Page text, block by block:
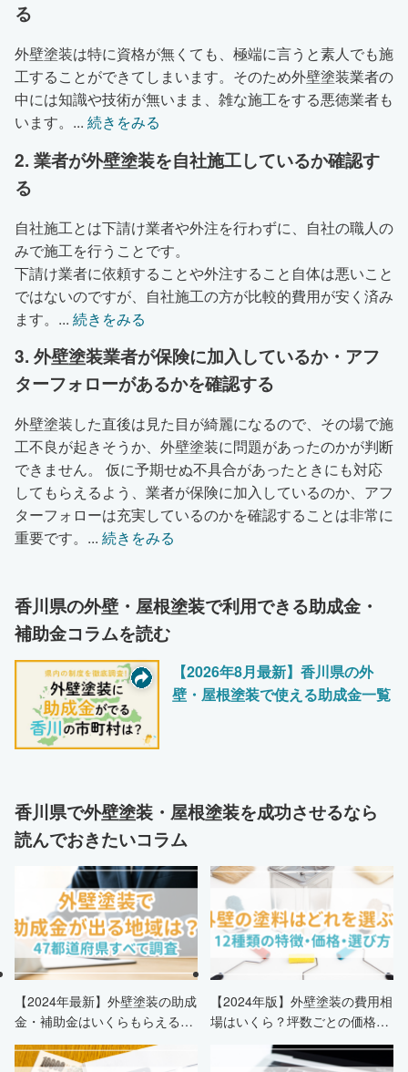
る
外壁塗装は特に資格が無くても、極端に言うと素人でも施
工することができてしまいます。そのため外壁塗装業者の
中には知識や技術が無いまま、雑な施工をする悪徳業者も
います。 ... 続きをみる
2. 業者が外壁塗装を自社施工しているか確認す
る
自社施工とは下請け業者や外注を行わずに、自社の職人の
みで施工を行うことです。
下請け業者に依頼することや外注すること自体は悪いこと
ではないのですが、自社施工の方が比較的費用が安く済み
ます。 ... 続きをみる
3. 外壁塗装業者が保険に加入しているか・アフ
ターフォローがあるかを確認する
外壁塗装した直後は見た目が綺麗になるので、その場で施
工不良が起きそうか、外壁塗装に問題があったのかが判断
できません。 仮に予期せぬ不具合があったときにも対応
してもらえるよう、業者が保険に加入しているのか、アフ
ターフォローは充実しているのかを確認することは非常に
重要です。 ... 続きをみる
香川県の外壁・屋根塗装で利用できる助成金・
補助金コラムを読む
【2026年8月最新】香川県の外
壁・屋根塗装で使える助成金一覧
香川県で外壁塗装・屋根塗装を成功させるなら
読んでおきたいコラム
【2024年最新】外壁塗装の助成
金・補助金はいくらもらえる？
申請条件・市区町村情報・安く
する方法も紹介！
【2024年版】外壁塗装の費用相
場はいくら？坪数ごとの価格も